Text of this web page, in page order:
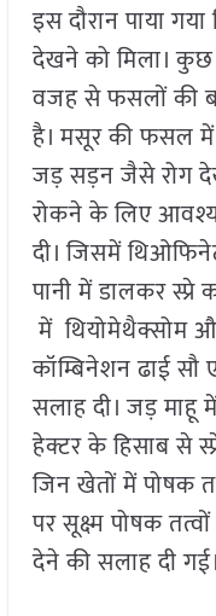
इस दौरान पाया
देखने को मिला।
वजह से फसलों की
है। मसूर की फसल में
जड़ सड़न जैसे रोग
रोकने के लिए
दी। जिसमें
पानी में डालकर
में थियोमेथैक्सोम
कॉम्बिनेशन ढाई सौ
सलाह दी। जड़ माहू
हेक्टर के हिसाब से
जिन खेतों में पोषक
पर सूक्ष्म पोषक
देने की सलाह दी गई।